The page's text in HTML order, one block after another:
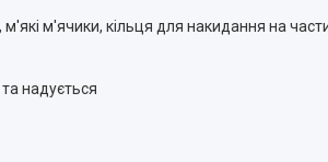
м'ячики, кільця для накидання на
надується